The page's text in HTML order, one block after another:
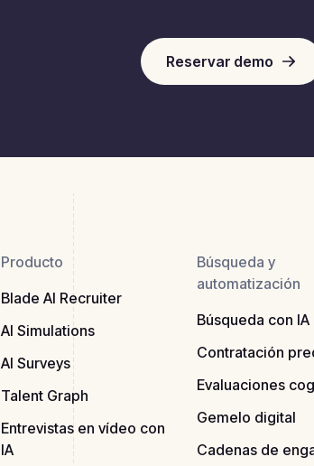
Reservar demo
Producto
Blade AI Recruiter
AI Simulations
AI Surveys
Talent Graph
Entrevistas en vídeo con
IA
Búsqueda y
automatización
Búsqueda con IA
Contratación
Evaluaciones
Gemelo digital
Cadenas de